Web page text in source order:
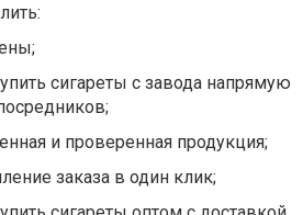
сигареты с завода напрямую
и проверенная продукция;
заказа в один клик;